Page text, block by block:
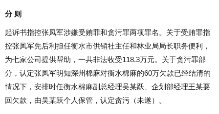
分 则
起诉书指控张凤军涉嫌受贿罪和贪污罪两项罪名。关于受贿罪指
控张凤军先后利担任衡水市供销社主任和林业局局长职务便利，
为七家公司提供帮助，一共非法收受118.3万元。关于贪污罪部
分，认定张凤军明知深州棉麻对衡水棉麻的60万欠款已经结清的
情况下，安排时任衡水棉麻副总经理吴某跃、企划部经理王某要
回欠款，由吴某跃个人保管，认定贪污（未遂）。